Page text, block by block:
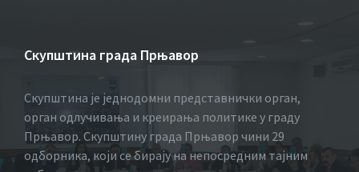
Скупштина града Прњавор
Скупштина је једнодомни представнички орган,
орган одлучивања и креирања политике у граду
Прњавор. Скупштину града Прњавор чини 29
одборника, који се бирају на непосредним тајним